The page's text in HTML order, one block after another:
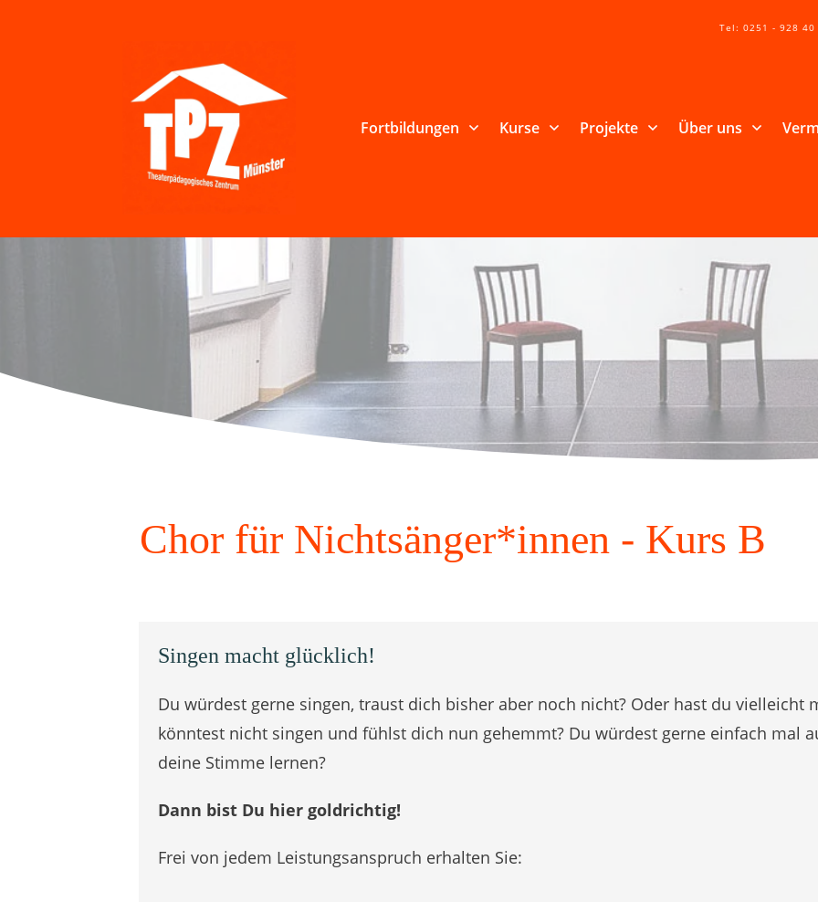
Tel: 0251 - 928
Fortbildungen Kurse Projekte Über uns
Chor für Nichtsänger*innen - Kurs B
Singen macht glücklich!
Du würdest gerne singen, traust dich bisher aber noch nicht? Oder hast du vielleicht
könntest nicht singen und fühlst dich nun gehemmt? Du würdest gerne einfach mal
deine Stimme lernen?
Dann bist Du hier goldrichtig!
Frei von jedem Leistungsanspruch erhalten Sie: